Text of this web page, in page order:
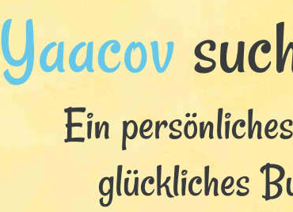
Yaacov
Ein
glückliches